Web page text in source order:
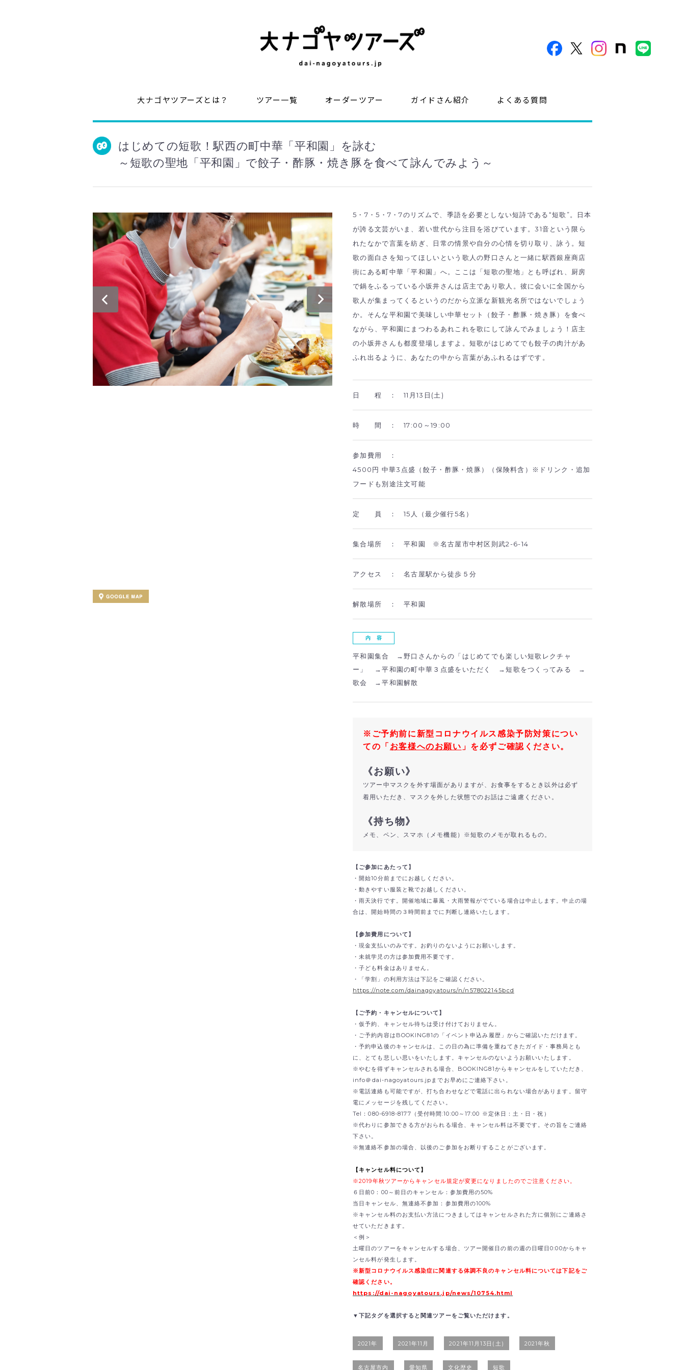
大ナゴヤツアーズとは？ ツアー一覧 オーダーツアー ガイドさん紹介 よくある質問
はじめての短歌！駅西の町中華「平和園」を詠む
～短歌の聖地「平和園」で餃子・酢豚・焼き豚を食べて詠んでみよう～
5・7・5・7・7のリズムで、季語を必要としない短詩である“短歌”。日本
が誇る文芸がいま、若い世代から注目を浴びています。31音という限ら
れたなかで言葉を紡ぎ、日常の情景や自分の心情を切り取り、詠う。短
歌の面白さを知ってほしいという歌人の野口さんと一緒に駅西銀座商店
街にある町中華「平和園」へ。ここは「短歌の聖地」とも呼ばれ、厨房
で鍋をふるっている小坂井さんは店主であり歌人。彼に会いに全国から
歌人が集まってくるというのだから立派な新観光名所ではないでしょう
か。そんな平和園で美味しい中華セット（餃子・酢豚・焼き豚）を食べ
ながら、平和園にまつわるあれこれを歌にして詠んでみましょう！店主
の小坂井さんも都度登場しますよ。短歌がはじめてでも餃子の肉汁があ
ふれ出るように、あなたの中から言葉があふれるはずです。
日 程 ：11月13日(土)
時 間 ：17:00～19:00
参加費用 ：
4500円 中華3点盛（餃子・酢豚・焼豚）（保険料含）※ドリンク・追加
フードも別途注文可能
定 員 ：15人（最少催行5名）
集合場所 ：平和園 ※名古屋市中村区則武2-6-14
アクセス ：名古屋駅から徒歩５分
解散場所 ：平和園
内 容
平和園集合 →野口さんからの「はじめてでも楽しい短歌レクチャ
ー」 →平和園の町中華３点盛をいただく →短歌をつくってみる →
歌会 →平和園解散
※ご予約前に新型コロナウイルス感染予防対策につい
ての「 お客様へのお願い 」を必ずご確認ください。
《お願い》
ツアー中マスクを外す場面がありますが、お食事をするとき以外は必ず
着用いただき、マスクを外した状態でのお話はご遠慮ください。
《持ち物》
メモ、ペン、スマホ（メモ機能）※短歌のメモが取れるもの。
【ご参加にあたって】
・開始10分前までにお越しください。
・動きやすい服装と靴でお越しください。
・雨天決行です。開催地域に暴風・大雨警報がでている場合は中止します。中止の場
合は、開始時間の３時間前までに判断し連絡いたします。
【参加費用について】
・現金支払いのみです。 お釣りのないようにお願いします。
・未就学児の方は参加費用不要です。
・子ども料金はありません。
・「学割」の利用方法は下記をご確認ください。
https://note.com/dainagoyatours/n/n578022145bcd
【ご予約・キャンセルについて】
・仮予約、キャンセル待ちは受け付けておりません。
・ご予約内容はBOOKING81の「イベント申込み履歴」からご確認いただけます。
・予約申込後のキャンセルは、この日の為に準備を重ねてきたガイド・事務局とも
に、とても悲しい思いをいたします。キャンセルのないようお願いいたします。
※やむを得ずキャンセルされる場合、BOOKING81からキャンセルをしていただき、
info＠dai-nagoyatours.jpまでお早めにご連絡下さい。
※電話連絡も可能ですが、打ち合わせなどで電話に出られない場合があります。留守
電にメッセージを残してください。
Tel：080-6918-8177（受付時間:10:00～17:00 ※定休日：土・日・祝）
※代わりに参加できる方がおられる場合、キャンセル料は不要です。その旨をご連絡
下さい。
※無連絡不参加の場合、以後のご参加をお断りすることがございます。
【キャンセル料について】
※2019年秋ツアーからキャンセル規定が変更になりましたのでご注意ください。
６日前0：00～前日のキャンセル：参加費用の50%
当日キャンセル、無連絡不参加：参加費用の100%
※キャンセル料のお支払い方法につきましてはキャンセルされた方に個別にご連絡さ
せていただきます。
＜例＞
土曜日のツアーをキャンセルする場合、ツアー開催日の前の週の日曜日0:00からキャ
ンセル料が発生します。
※新型コロナウイルス感染症に関連する体調不良のキャンセル料については下記をご
確認ください。
https://dai-nagoyatours.jp/news/10754.html
▼下記タグを選択すると関連ツアーをご覧いただけます。
2021年 2021年11月 2021年11月13日(土) 2021年秋
名古屋市内 愛知県 文化歴史 短歌